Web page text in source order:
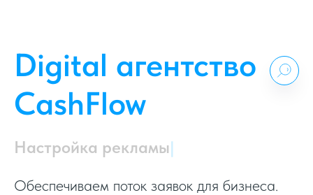
Digital агентство
CashFlow
Настройка рекламы|
Обеспечиваем поток заявок для бизнеса.